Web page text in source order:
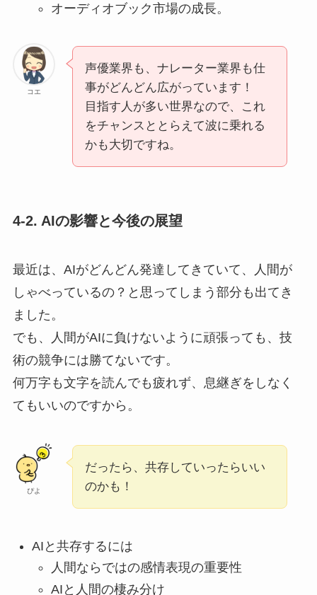
オーディオブック市場の成長。
コエ
声優業界も、ナレーター業界も仕
事がどんどん広がっています！
目指す人が多い世界なので、これ
をチャンスととらえて波に乗れる
かも大切ですね。
4-2. AIの影響と今後の展望
最近は、AIがどんどん発達してきていて、人間が
しゃべっているの？と思ってしまう部分も出てき
ました。
でも、人間がAIに負けないように頑張っても、技
術の競争には勝てないです。
何万字も文字を読んでも疲れず、息継ぎをしなく
てもいいのですから。
ぴよ
だったら、共存していったらいい
のかも！
AIと共存するには
人間ならではの感情表現の重要性
AIと人間の棲み分け